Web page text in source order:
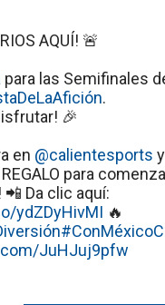
AQUÍ! 🚨
para las Semifinales
.
🎉
en @calientesports y
para
Da clic aquí:
ydZDyHivMI 🔥
JuHJuj9pfw